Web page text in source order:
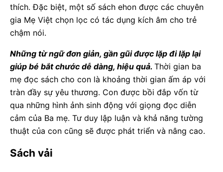
thích. Đặc biệt, một số sách ehon được các chuyên
gia Mẹ Việt chọn lọc có tác dụng kích âm cho trẻ
chậm nói.
Những từ ngữ đơn giản, gần gũi được lặp đi lặp lại
giúp bé bắt chước dễ dàng, hiệu quả. Thời gian ba
mẹ đọc sách cho con là khoảng thời gian ấm áp với
tràn đầy sự yêu thương. Con được bồi đắp vốn từ
qua những hình ảnh sinh động với giọng đọc diễn
cảm của Ba mẹ. Tư duy lập luận và khả năng tường
thuật của con cũng sẽ được phát triển và nâng cao.
Sách vải